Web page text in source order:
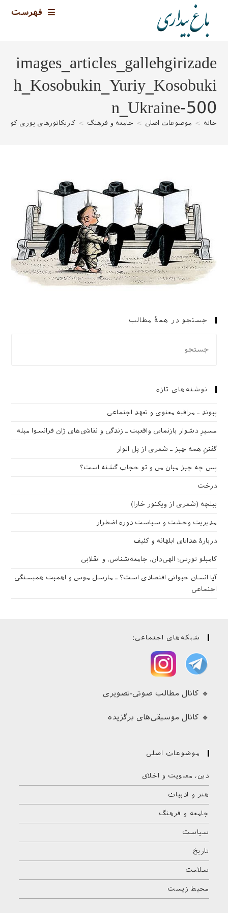
فهرست
images_articles_gallehgirizade
h_Kosobukin_Yuriy_Kosobuki
n_Ukraine-500
خانه > موضوعات اصلی > جامعه و فرهنگ > کاریکاتورهای یوری
جستجو در همهٔ مطالب
نوشته‌های تازه
پیوند ـ مراقبه‌ معنوی و تعهد اجتماعی
مسیرِ دشوار بازنمایی واقعیت ـ زندگی و نقاشی‌های ژان فرانسوا میله
گفتنِ همه چیز ـ شعری از پل الوار
پس چه چیز میان من و تو حجاب گشته است؟
درخت
بیلچه (شعری از ویکتور خارا)
مدیریت وحشت و سیاست دوره اضطرار
دربارهٔ هدایای ابلهانه و کثیف
کامیلو تورِس؛ الهی‌دان، جامعه‌شناس، و انقلابی
آیا انسان حیوانی اقتصادی است؟ ـ مارسل موس و اهمیت همبستگی
اجتماعی
شبکه‌های اجتماعی:
🔹 کانال مطالب صوتی-تصویری
🔹 کانال موسیقی‌های برگزیده
موضوعات اصلی
دین، معنویت و اخلاق
هنر و ادبیات
جامعه و فرهنگ
سیاست
تاریخ
سلامت
محیط زیست